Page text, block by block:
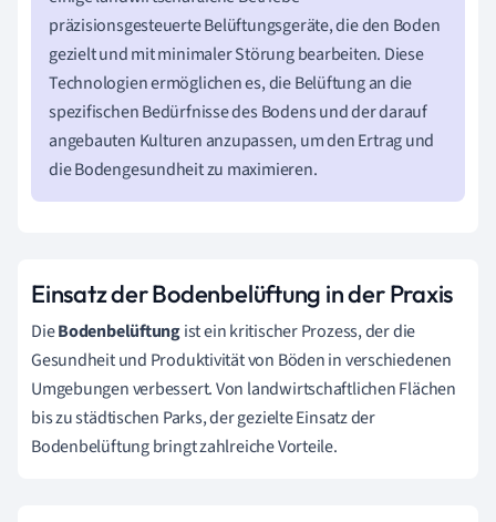
präzisionsgesteuerte Belüftungsgeräte, die den Boden
gezielt und mit minimaler Störung bearbeiten. Diese
Technologien ermöglichen es, die Belüftung an die
spezifischen Bedürfnisse des Bodens und der darauf
angebauten Kulturen anzupassen, um den Ertrag und
die Bodengesundheit zu maximieren.
Einsatz der Bodenbelüftung in der Praxis
DieBodenbelüftungist ein kritischer Prozess, der die
Gesundheit und Produktivität von Böden in verschiedenen
Umgebungen verbessert. Von landwirtschaftlichen Flächen
bis zu städtischen Parks, der gezielte Einsatz der
Bodenbelüftung bringt zahlreiche Vorteile.